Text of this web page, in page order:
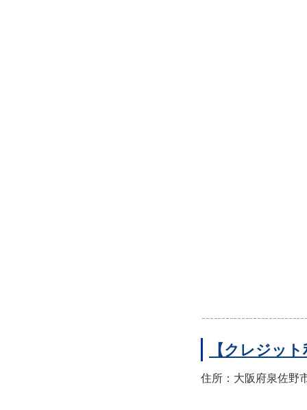
【クレジッ
住所：大阪府泉佐野